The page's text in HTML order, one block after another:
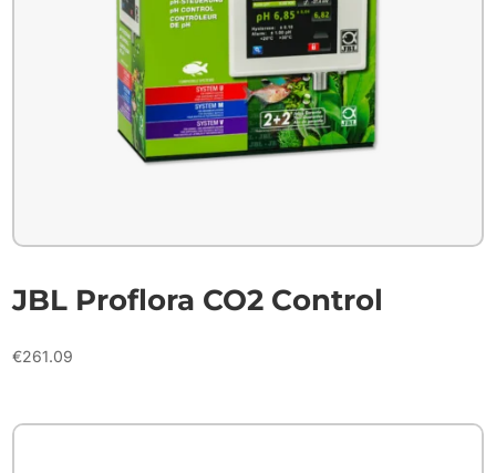
JBL Proflora CO2 Control
€261.09